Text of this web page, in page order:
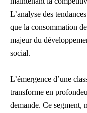
L’analyse des
que la consommation
majeur du
social.
L’émergence d’une
transforme en
demande. Ce segment,